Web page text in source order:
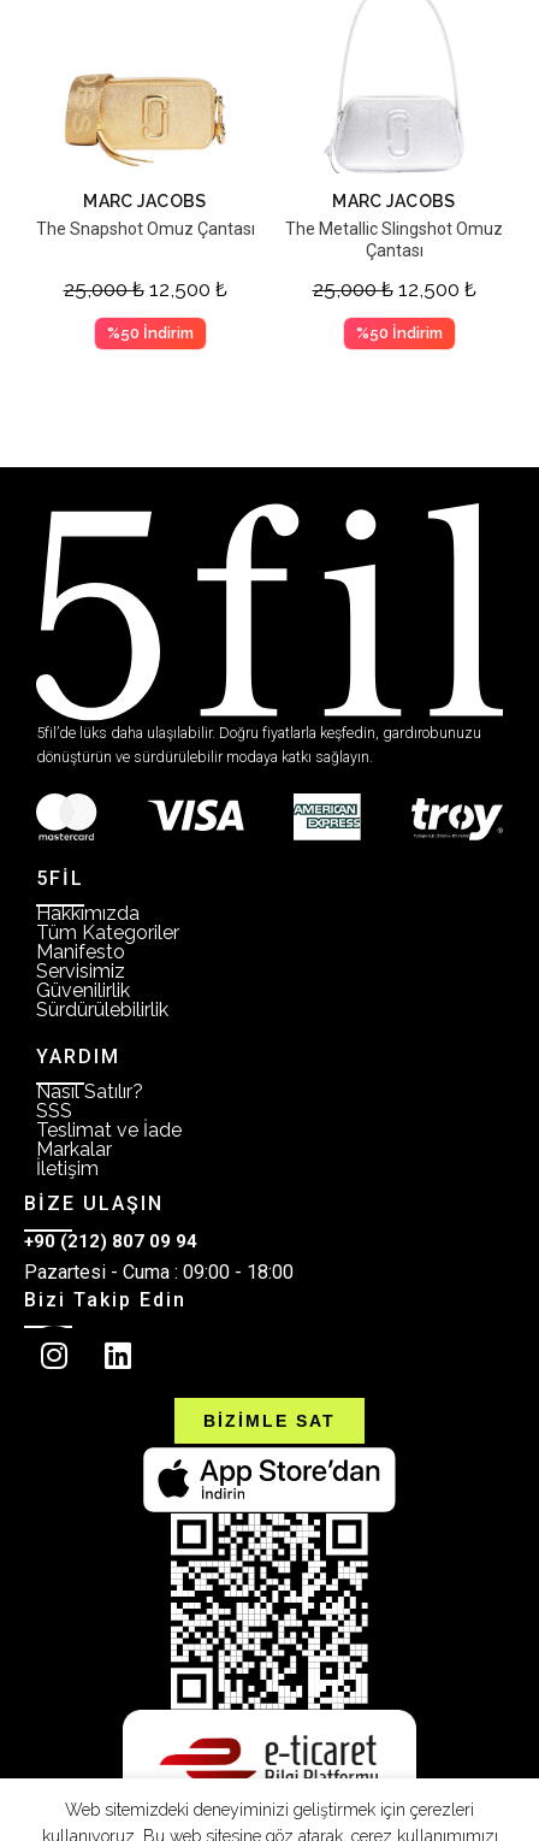
MARC JACOBS
The Snapshot Omuz Çantası
25,000₺ 12,500 ₺
%50 İndirim
MARC JACOBS
The Metallic Slingshot Omuz
Çantası
25,000₺ 12,500 ₺
%50 İndirim
5fil’de lüks daha ulaşılabilir. Doğru fiyatlarla keşfedin, gardırobunuzu
dönüştürün ve sürdürülebilir modaya katkı sağlayın.
5FİL
Hakkımızda
Tüm Kategoriler
Manifesto
Servisimiz
Güvenilirlik
Sürdürülebilirlik
YARDIM
Nasıl Satılır?
SSS
Teslimat ve İade
Markalar
İletişim
BİZE ULAŞIN
+90 (212) 807 09 94
Pazartesi - Cuma : 09:00 - 18:00
Bizi Takip Edin
BİZİMLE SAT
Web sitemizdeki deneyiminizi geliştirmek için çerezleri
kullanıyoruz. Bu web sitesine göz atarak, çerez kullanımımızı